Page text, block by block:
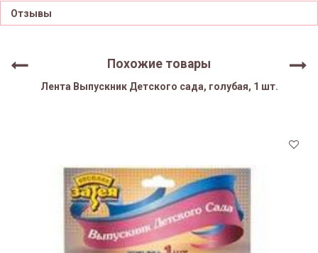
Отзывы
Похожие товары
Лента Выпускник Детского сада, голубая, 1 шт.